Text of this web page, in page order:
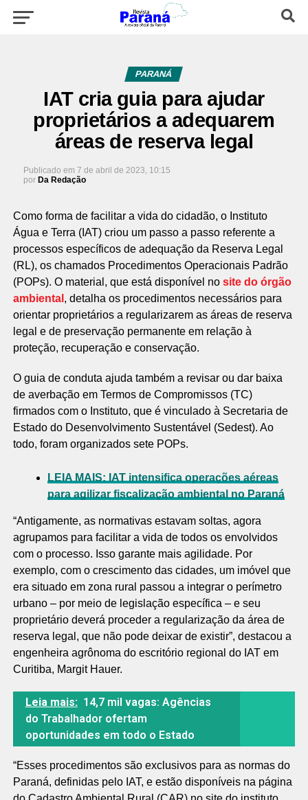
PARANÁ
IAT cria guia para ajudar
proprietários a adequarem
áreas de reserva legal
Publicado em 7 de abril de 2023, 10:15
por Da Redação
Como forma de facilitar a vida do cidadão, o Instituto
Água e Terra (IAT) criou um passo a passo referente a
processos específicos de adequação da Reserva Legal
(RL), os chamados Procedimentos Operacionais Padrão
(POPs). O material, que está disponível no site do órgão
ambiental , detalha os procedimentos necessários para
orientar proprietários a regularizarem as áreas de reserva
legal e de preservação permanente em relação à
proteção, recuperação e conservação.
O guia de conduta ajuda também a revisar ou dar baixa
de averbação em Termos de Compromissos (TC)
firmados com o Instituto, que é vinculado à Secretaria de
Estado do Desenvolvimento Sustentável (Sedest). Ao
todo, foram organizados sete POPs.
LEIA MAIS: IAT intensifica operações aéreas
para agilizar fiscalização ambiental no Paraná
“Antigamente, as normativas estavam soltas, agora
agrupamos para facilitar a vida de todos os envolvidos
com o processo. Isso garante mais agilidade. Por
exemplo, com o crescimento das cidades, um imóvel que
era situado em zona rural passou a integrar o perímetro
urbano – por meio de legislação específica – e seu
proprietário deverá proceder a regularização da área de
reserva legal, que não pode deixar de existir”, destacou a
engenheira agrônoma do escritório regional do IAT em
Curitiba, Margit Hauer.
Leia mais: 14,7 mil vagas: Agências
do Trabalhador ofertam
oportunidades em todo o Estado
“Esses procedimentos são exclusivos para as normas do
Paraná, definidas pelo IAT, e estão disponíveis na página